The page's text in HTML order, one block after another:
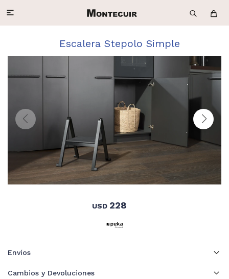

Escalera Stepolo Simple
USD 228
Envíos
Cambios y Devoluciones